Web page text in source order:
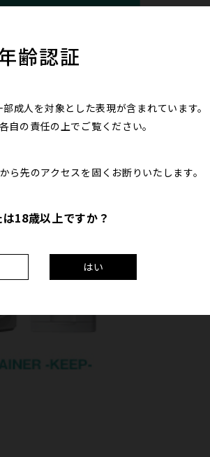
齢認証
部成人を対象とした表現が含まれています。
自の責任の上で ご覧ください。
ら先のアクセスを固くお断りいたします。
18歳以上ですか？
はい